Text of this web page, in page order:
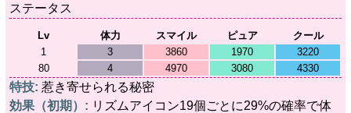
ステータス
Lv 体力 スマイル ピュア
クール
1
3 3860 1970
3220
80
4 4970 3080 4330
特技: 惹き寄せられる秘密
効果（初期）: リズムアイコン19個ごとに29%の確率で体